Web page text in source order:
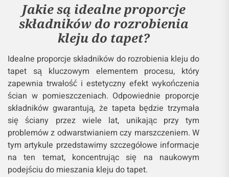
Jakie są idealne proporcje
składników do rozrobienia
kleju do tapet?
Idealne proporcje składników do rozrobienia kleju do
tapet są kluczowym elementem procesu, który
zapewnia trwałość i estetyczny efekt wykończenia
ścian w pomieszczeniach. Odpowiednie proporcje
składników gwarantują, że tapeta będzie trzymała
się ściany przez wiele lat, unikając przy tym
problemów z odwarstwianiem czy marszczeniem. W
tym artykule przedstawimy szczegółowe informacje
na ten temat, koncentrując się na naukowym
podejściu do mieszania kleju do tapet.